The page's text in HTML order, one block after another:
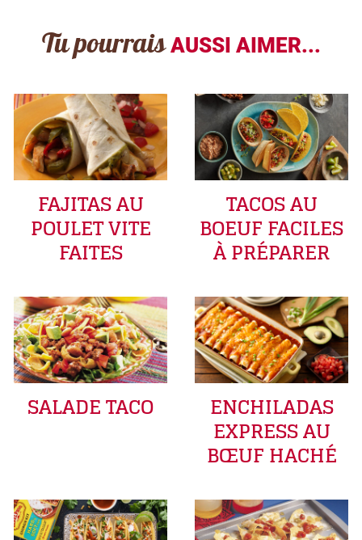
Tu pourrais AUSSI AIMER...
FAJITAS AU
POULET VITE
FAITES
TACOS AU
BOEUF FACILES
À PRÉPARER
SALADE TACO ENCHILADAS
EXPRESS AU
BŒUF HACHÉ